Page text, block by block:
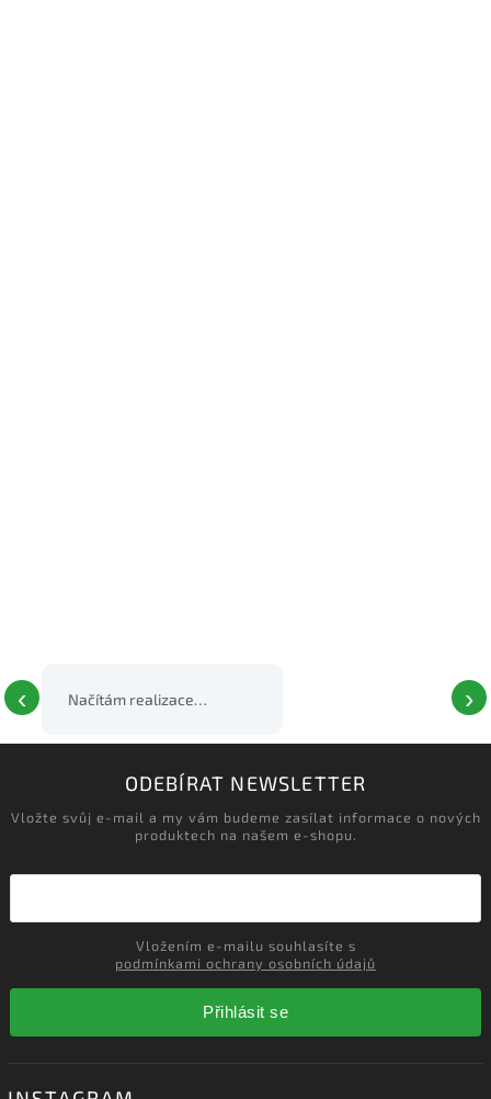
‹ Načítám realizace… ›
ODEBÍRAT NEWSLETTER
Vložte svůj e-mail a my vám budeme zasílat informace o nových
produktech na našem e-shopu.
podmínkami ochrany osobních údajů
Přihlásit se